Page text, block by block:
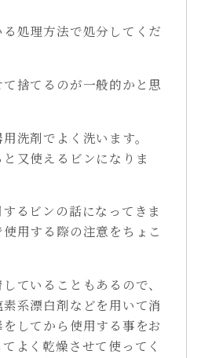
処理方法で処分してくだ
捨てるのが一般的かと思
洗剤でよく洗います。
又使えるビンになりま
るビンの話になってきま
用する際の注意をちょこ
ていることもあるので、
系漂白剤などを用いて消
してから使用する事をお
よく乾燥させて使ってく